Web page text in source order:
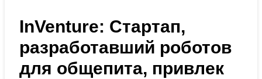
InVenture: Стартап,
разработавший роботов
для общепита, привлек